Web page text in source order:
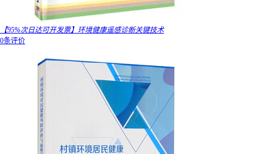
【95%次日达可开发票】环境健康遥感诊断关键技术
0条评价